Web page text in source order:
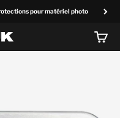
pour matériel photo
Panier